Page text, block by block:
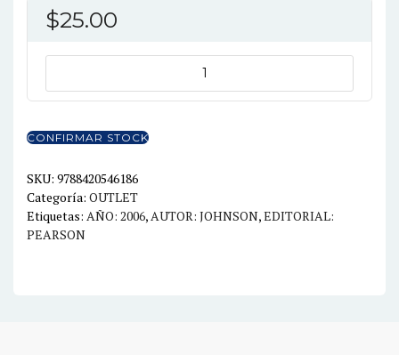
$25.00
cantidad
CONFIRMAR STOCK
SKU: 9788420546186
Categoría: OUTLET
Etiquetas: AÑO: 2006, AUTOR: JOHNSON,EDITORIAL:
PEARSON